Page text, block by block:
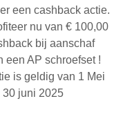
een cashback actie.
nu van € 100,00
bij aanschaf
een AP schroefset !
is geldig van 1 Mei
30 juni 2025